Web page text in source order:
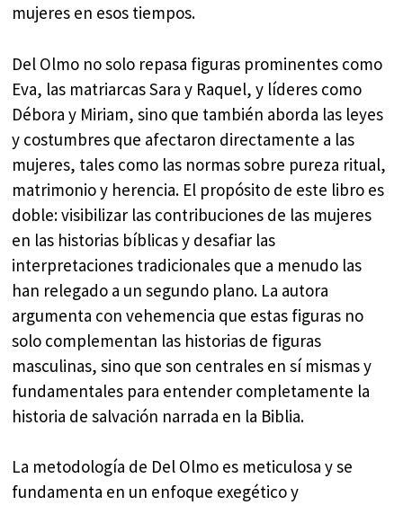
mujeres en esos tiempos.
Del Olmo no solo repasa figuras prominentes como
Eva, las matriarcas Sara y Raquel, y líderes como
Débora y Miriam, sino que también aborda las leyes
y costumbres que afectaron directamente a las
mujeres, tales como las normas sobre pureza ritual,
matrimonio y herencia. El propósito de este libro es
doble: visibilizar las contribuciones de las mujeres
en las historias bíblicas y desafiar las
interpretaciones tradicionales que a menudo las
han relegado a un segundo plano. La autora
argumenta con vehemencia que estas figuras no
solo complementan las historias de figuras
masculinas, sino que son centrales en sí mismas y
fundamentales para entender completamente la
historia de salvación narrada en la Biblia.
La metodología de Del Olmo es meticulosa y se
fundamenta en un enfoque exegético y